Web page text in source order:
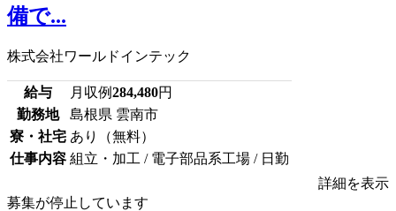
備で...
株式会社ワールドインテック
給与 月収例284,480円
勤務地
島根県 雲南市
寮・社宅 あり（無料）
仕事内容 組立・加工 / 電子部品系工場 / 日勤
詳細を表示
募集が停止しています